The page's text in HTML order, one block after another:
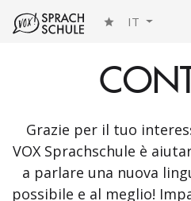
IT
Grazie per il tuo
VOX Sprachschule è
a parlare una nuova
possibile e al meglio!